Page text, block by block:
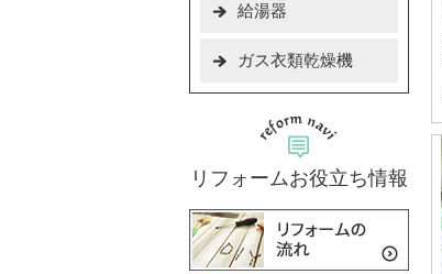
給湯器
ガス衣類乾燥機
リフォームお役立ち情報